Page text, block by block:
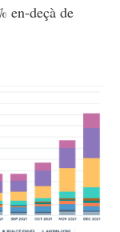
en-deçà de